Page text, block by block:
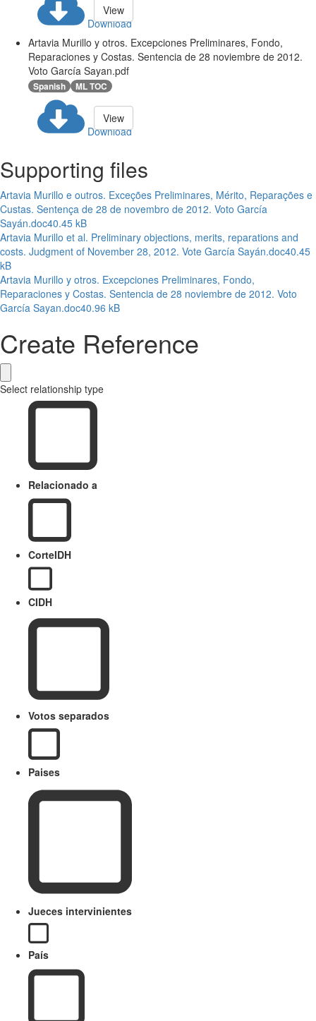
Download
View
Artavia Murillo y otros. Excepciones Preliminares, Fondo,
Reparaciones y Costas. Sentencia de 28 noviembre de 2012.
Voto García Sayan.pdf
Spanish ML TOC
Download
View
Supporting files
Artavia Murillo e outros. Exceções Preliminares, Mérito, Reparações e
Custas. Sentença de 28 de novembro de 2012. Voto García
Sayán.doc40.45 kB
Artavia Murillo et al. Preliminary objections, merits, reparations and
costs. Judgment of November 28, 2012. Vote García Sayán.doc40.45
kB
Artavia Murillo y otros. Excepciones Preliminares, Fondo,
Reparaciones y Costas. Sentencia de 28 noviembre de 2012. Voto
García Sayan.doc40.96 kB
Create Reference
Select relationship type
Relacionado a
CorteIDH
CIDH
Votos separados
Paises
Jueces intervinientes
País